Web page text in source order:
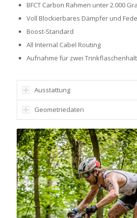
BFCT Carbon Rahmen unter 2.000
Voll Blockierbares Dämpfer und
Boost-Standard
All Internal Cabel Routing
Aufnahme für zwei
Ausstattung
Geometriedaten